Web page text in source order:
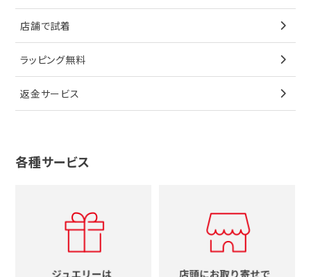
ペンダントトップ
ブローチ
その他
ノーブランドジュエリーをすべて見る
ブレスレット
ペンダントトップ
ブローチ
その他
ティファニー
ブルガリ
グッチ
サングラス
シューズ
香水
シャネル
コーチ
シャネル
タグホイヤー
カルティエ
セイコー
メンズ時計
時計をすべて見る
カルティエ
ウノアエレ
4℃
グッチ
ルイヴィトン
エルメス
星
リボン
花
十字架
イニシャル
店舗で試着
ラッピング無料
返金サービス
各種サービス